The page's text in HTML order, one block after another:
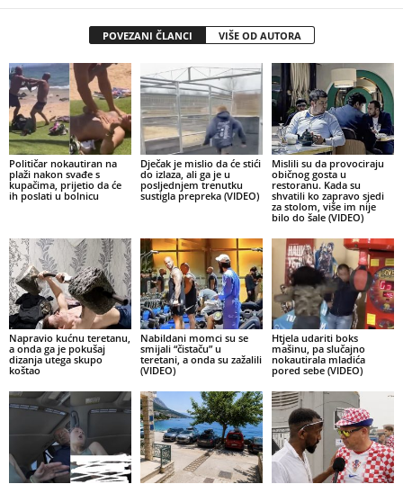
POVEZANI ČLANCI VIŠE OD AUTORA
Političar nokautiran na
plaži nakon svađe s
kupačima, prijetio da će
ih poslati u bolnicu
Dječak je mislio da će stići
do izlaza, ali ga je u
posljednjem trenutku
sustigla prepreka (VIDEO)
Mislili su da provociraju
običnog gosta u
restoranu. Kada su
shvatili ko zapravo sjedi
za stolom, više im nije
bilo do šale (VIDEO)
Napravio kućnu teretanu,
a onda ga je pokušaj
dizanja utega skupo
koštao
Nabildani momci su se
smijali “čistaču” u
teretani, a onda su zažalili
(VIDEO)
Htjela udariti boks
mašinu, pa slučajno
nokautirala mladića
pored sebe (VIDEO)